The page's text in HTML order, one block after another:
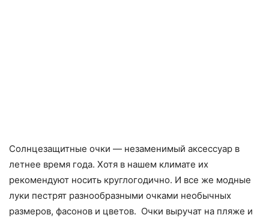
Солнцезащитные очки — незаменимый аксессуар в
летнее время года. Хотя в нашем климате их
рекомендуют носить круглогодично. И все же модные
луки пестрят разнообразными очками необычных
размеров, фасонов и цветов. Очки выручат на пляже и